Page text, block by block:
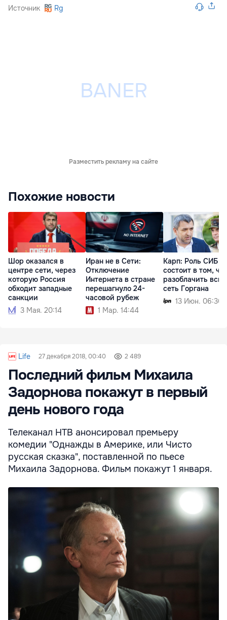
Источник Rg
Разместить рекламу на сайте
Похожие новости
Шор оказался в
центре сети, через
которую Россия
обходит западные
санкции
3 Мая. 20:14
Иран не в Сети:
Отключение
Интернета в стране
перешагнуло 24-
часовой рубеж
1 Мар. 14:44
Карп: Роль СИБ
состоит в том,
разоблачить всю
сеть Горгана
13 Июн. 06:30
Life 27 декабря 2018, 00:40 2 489
Последний фильм Михаила
Задорнова покажут в первый
день нового года
Телеканал НТВ анонсировал премьеру
комедии "Однажды в Америке, или Чисто
русская сказка", поставленной по пьесе
Михаила Задорнова. Фильм покажут 1 января.